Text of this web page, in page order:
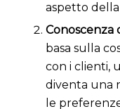
aspetto
Conoscenza
basa sulla
con i clienti,
diventa una
le